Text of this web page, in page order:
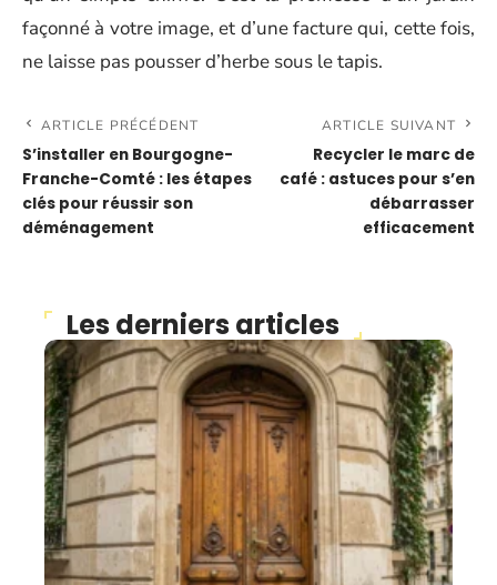
façonné à votre image, et d’une facture qui, cette fois,
ne laisse pas pousser d’herbe sous le tapis.
ARTICLE PRÉCÉDENT
S’installer en Bourgogne-
Franche-Comté : les étapes
clés pour réussir son
déménagement
ARTICLE SUIVANT
Recycler le marc de
café : astuces pour s’en
débarrasser
efficacement
Les derniers articles